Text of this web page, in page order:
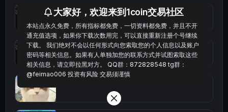
统计涨跌幅的python代码
okx的短线量化的免费版本
大家好，欢迎来到1coin交易社区
本站点永久免费，所有指标都免费，一切资料都免费，并且不开
通充值选项，如果你下载次数用完，可以直接重新注册个号继续
下载。 我们绝对不会以任何形式向您索取您的个人信息以及账户
密码等相关信息。如果有人单独加您的联系方式并试图索取这些
相关信息，请立即拉黑对方。 QQ群：872828548 tg群：
@feimao006 投资有风险 交易须谨慎